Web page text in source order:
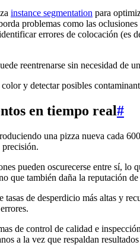
instance segmentation para
problemas como las
errores de colocación (es
reentrenarse sin necesidad de
y detectar posibles
en tiempo real#
una pizza nueva cada
pueden oscurecerse entre sí,
también daña la reputación
de desperdicio más altas y
de control de calidad e
a la vez que respaldan